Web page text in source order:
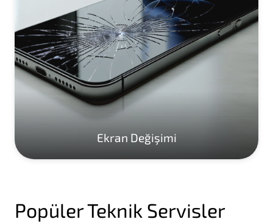
Ekran Değişimi
Popüler Teknik Servisler